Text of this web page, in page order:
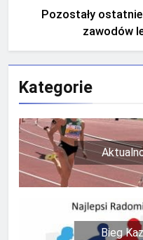
Pozostały
zawodów
Kategorie
Bieg